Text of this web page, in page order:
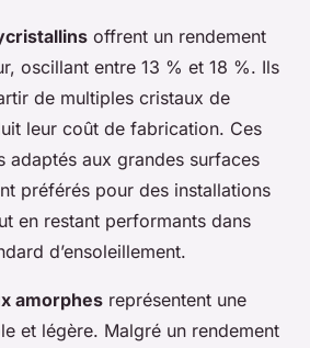
offrent un rendement
oscillant entre 13 % et 18 %. Ils
de multiples cristaux de
leur coût de fabrication. Ces
adaptés aux grandes surfaces
préférés pour des installations
en restant performants dans
d’ensoleillement.
amorphes représentent une
et légère. Malgré un rendement